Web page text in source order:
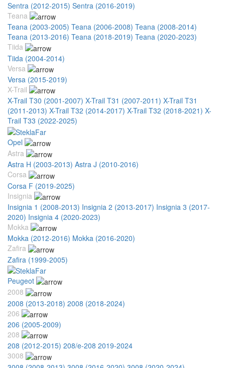
Sentra (2012-2015) Sentra (2016-2019)
Teana
Teana (2003-2005) Teana (2006-2008) Teana (2008-2014)
Teana (2013-2016) Teana (2018-2019) Teana (2020-2023)
Tiida
Tiida (2004-2014)
Versa
Versa (2015-2019)
X-Trail
X-Trail T30 (2001-2007) X-Trail T31 (2007-2011) X-Trail T31
(2011-2013) X-Trail T32 (2014-2017) X-Trail T32 (2018-2021) X-
Trail T33 (2022-2025)
Opel
Astra
Astra H (2003-2013) Astra J (2010-2016)
Corsa
Corsa F (2019-2025)
Insignia
Insignia 1 (2008-2013) Insignia 2 (2013-2017) Insignia 3 (2017-
2020) Insignia 4 (2020-2023)
Mokka
Mokka (2012-2016) Mokka (2016-2020)
Zafira
Zafira (1999-2005)
Peugeot
2008
2008 (2013-2018) 2008 (2018-2024)
206
206 (2005-2009)
208
208 (2012-2015) 208/e-208 2019-2024
3008